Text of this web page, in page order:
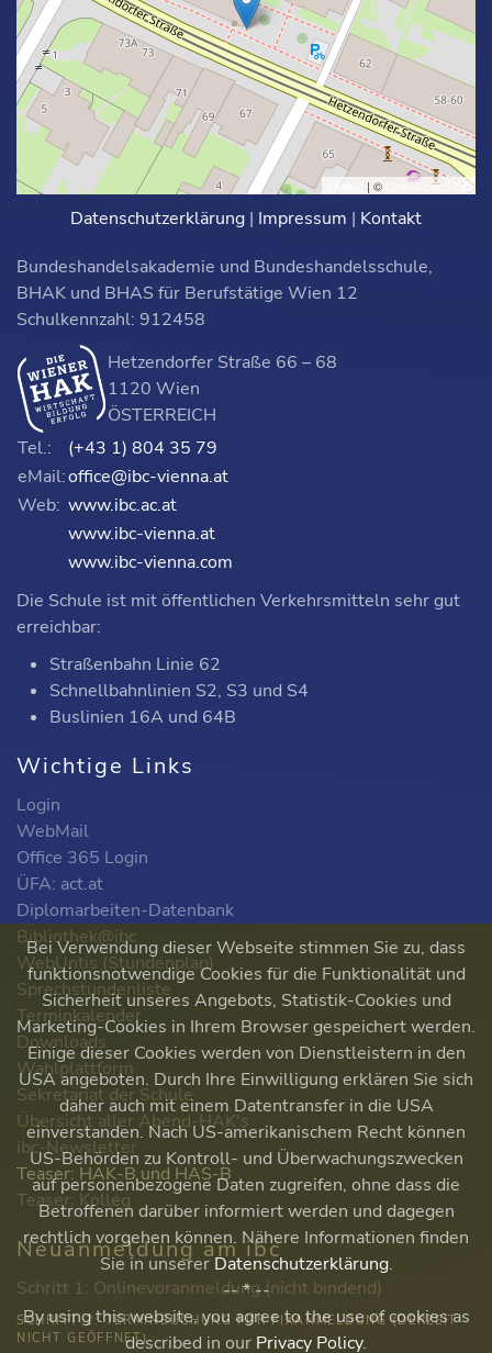
Leaflet | © OpenStreetMap
Datenschutzerklärung | Impressum | Kontakt
Bundeshandelsakademie und Bundeshandelsschule,
BHAK und BHAS für Berufstätige Wien 12
Schulkennzahl: 912458
Hetzendorfer Straße 66 – 68
1120 Wien
ÖSTERREICH
Tel.:
(+43 1) 804 35 79
eMail:office@ibc-vienna.at
Web: www.ibc.ac.at
www.ibc-vienna.at
www.ibc-vienna.com
Die Schule ist mit öffentlichen Verkehrsmitteln sehr gut
erreichbar:
Straßenbahn Linie 62
Schnellbahnlinien S2, S3 und S4
Buslinien 16A und 64B
Wichtige Links
Login
WebMail
Office 365 Login
ÜFA: act.at
Diplomarbeiten-Datenbank
Bibliothek@ibc
WebUntis (Stundenplan)
Sprechstundenliste
Terminkalender
Downloads
Wahlplattform
Sekretariat der Schule
Übersicht aller Abend-HAK's
ibc-Newsletter
Teaser: HAK-B und HAS-B
Teaser: Kolleg
Neuanmeldung am ibc
Schritt 1: Onlinevoranmeldung (nicht bindend)
SCHRITT 2: TERMINBUCHUNG FÜR FIXANMELDUNG (DERZEIT
NICHT GEÖFFNET)
Bei Verwendung dieser Webseite stimmen Sie zu, dass
funktionsnotwendige Cookies für die Funktionalität und
Sicherheit unseres Angebots, Statistik-Cookies und
Marketing-Cookies in Ihrem Browser gespeichert werden.
Einige dieser Cookies werden von Dienstleistern in den
USA angeboten. Durch Ihre Einwilligung erklären Sie sich
daher auch mit einem Datentransfer in die USA
einverstanden. Nach US-amerikanischem Recht können
US-Behörden zu Kontroll- und Überwachungszwecken
auf personenbezogene Daten zugreifen, ohne dass die
Betroffenen darüber informiert werden und dagegen
rechtlich vorgehen können. Nähere Informationen finden
Sie in unsererDatenschutzerklärung.
-- * --
By using this website, you agree to the use of cookies as
described in our Privacy Policy.